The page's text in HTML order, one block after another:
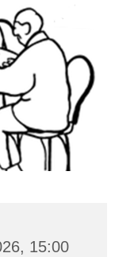
15:00